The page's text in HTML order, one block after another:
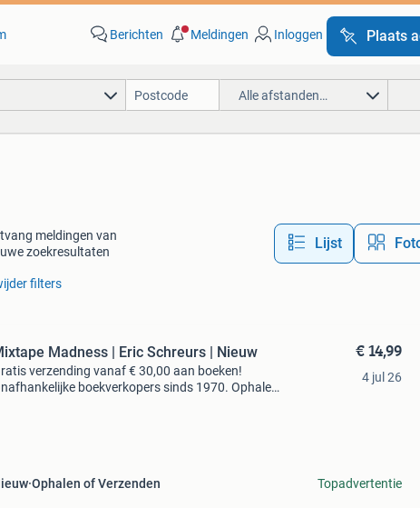
Berichten Meldingen Inloggen Plaats
Alle afstanden…
meldingen van
zoekresultaten
Lijst
filters
Madness | Eric Schreurs | Nieuw
verzending vanaf € 30,00 aan boeken!
boekverkopers sinds 1970. Ophalen
Ophalen of Verzenden
€ 14,99
4 jul 26
Topadvertentie